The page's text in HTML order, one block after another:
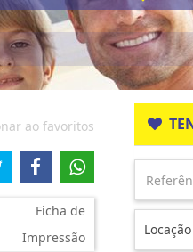
ao favoritos
Ficha de
Impressão
Locação